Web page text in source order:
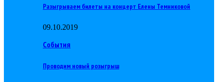
Разыгрываем билеты на концерт Елены Темниковой
09.10.2019
События
Проводим новый розыгрыш